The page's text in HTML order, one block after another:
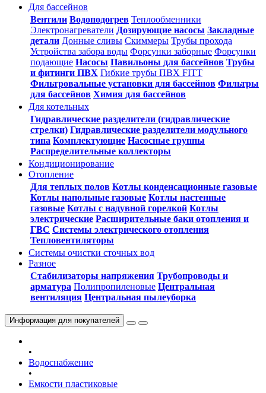
Для бассейнов
Вентили Водоподогрев Теплообменники
Электронагреватели Дозирующие насосы Закладные
детали Донные сливы Скиммеры Трубы прохода
Устройства забора воды Форсунки заборные Форсунки
подающие Насосы Павильоны для бассейнов Трубы
и фитинги ПВХ Гибкие трубы ПВХ FITT
Фильтровальные установки для бассейнов Фильтры
для бассейнов Химия для бассейнов
Для котельных
Гидравлические разделители (гидравлические
стрелки) Гидравлические разделители модульного
типа Комплектующие Насосные группы
Распределительные коллекторы
Кондиционирование
Отопление
Для теплых полов Котлы конденсационные газовые
Котлы напольные газовые Котлы настенные
газовые Котлы с надувной горелкой Котлы
электрические Расширительные баки отопления и
ГВС Системы электрического отопления
Тепловентиляторы
Системы очистки сточных вод
Разное
Стабилизаторы напряжения Трубопроводы и
арматура Полипропиленовые Центральная
вентиляция Центральная пылеуборка
Информация для покупателей
•
Водоснабжение
•
Емкости пластиковые